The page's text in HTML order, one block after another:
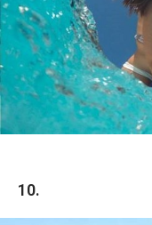
10.